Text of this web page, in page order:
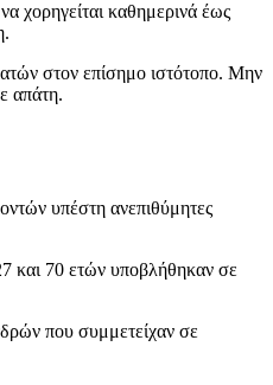
χορηγείται καθημερινά έως
στον επίσημο ιστότοπο. Μην
απάτη.
υπέστη ανεπιθύμητες
και 70 ετών υποβλήθηκαν σε
που συμμετείχαν σε